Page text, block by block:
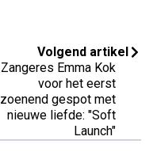
Volgend artikel
Zangeres Emma Kok
voor het eerst
zoenend gespot met
nieuwe liefde: "Soft
Launch"